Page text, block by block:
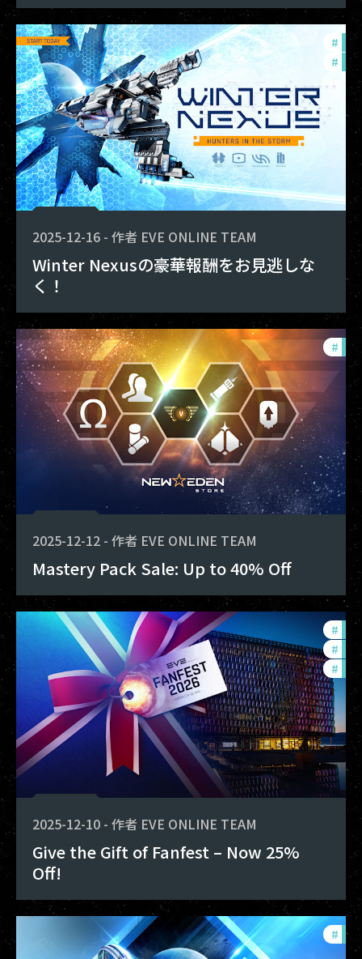
#
#
2025-12-16 - 作者 EVE ONLINE TEAM
Winter Nexusの豪華報酬をお見逃しな
く！
#
2025-12-12 - 作者 EVE ONLINE TEAM
Mastery Pack Sale: Up to 40% Off
#
#
#
2025-12-10 - 作者 EVE ONLINE TEAM
Give the Gift of Fanfest – Now 25%
Off!
#